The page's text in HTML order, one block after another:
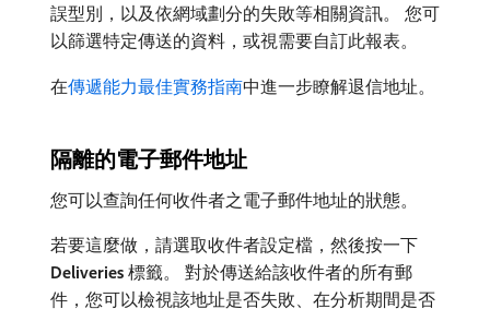
誤型別，以及依網域劃分的失敗等相關資訊。 您可
以篩選特定傳送的資料，或視需要自訂此報表。
在傳遞能力最佳實務指南中進一步瞭解退信地址。
隔離的電子郵件地址
您可以查詢任何收件者之電子郵件地址的狀態。
若要這麼做，請選取收件者設定檔，然後按一下​
Deliveries ​標籤。 對於傳送給該收件者的所有郵
件，您可以檢視該地址是否失敗、在分析期間是否